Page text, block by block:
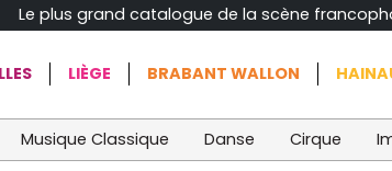
Le plus grand catalogue de la scène
LIÈGE BRABANT WALLON
Musique Classique Danse Cirque